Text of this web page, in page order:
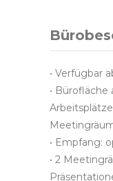
• Verfügbar
•
• Empfang:
• 2